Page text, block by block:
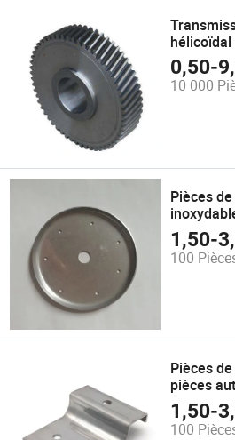
hélicoïdal
0,50-
10 000
Pièces
mesure
1,50-
100
Pièces
pièces
clip
découpe
1,50-
100